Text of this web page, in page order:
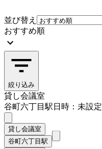
並び替え
おすすめ順
絞り込み
貸し会議室
谷町六丁目駅日時：未設定
貸し会議室
谷町六丁目駅